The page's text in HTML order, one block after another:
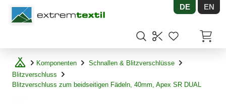
Shopware DE EN
Komponenten
Schnallen & Blitzverschlüsse
Blitzverschluss
Blitzverschluss zum beidseitigen Fädeln, 40mm, Apex SR DUAL